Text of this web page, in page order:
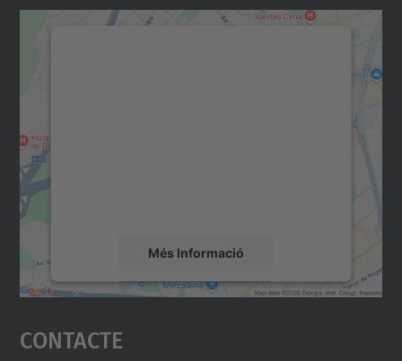
Més Informació
Accepta
powered by
Contacte